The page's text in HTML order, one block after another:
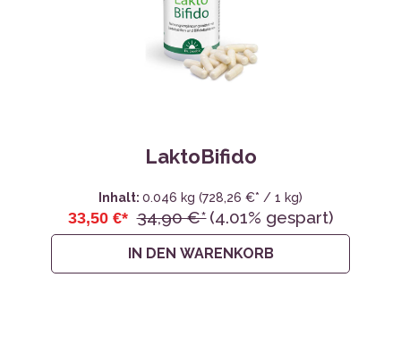
LaktoBifido
Inhalt: 0.046 kg (728,26 €* / 1 kg)
33,50 €* 34,90 €* (4.01% gespart)
IN DEN WARENKORB